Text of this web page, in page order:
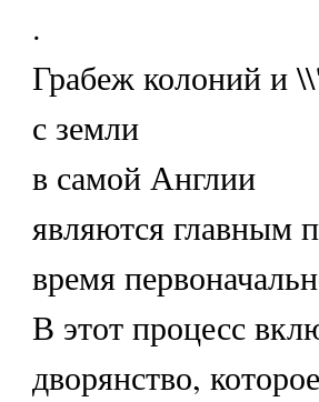
.
Грабеж колоний и
с земли
в самой Англии
являются главным
время
В этот процесс
дворянство,